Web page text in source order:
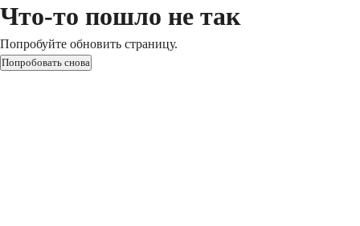
Что-то пошло не так
Попробуйте обновить страницу.
Попробовать снова